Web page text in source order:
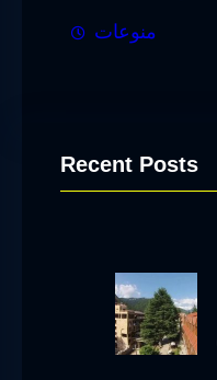
منوعات
Recent Posts